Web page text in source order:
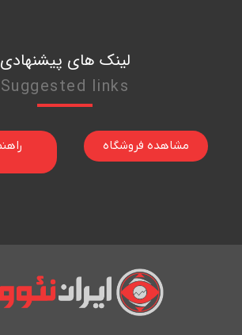
لینک های پیشنهادی
Suggested links
مشاهده فروشگاه